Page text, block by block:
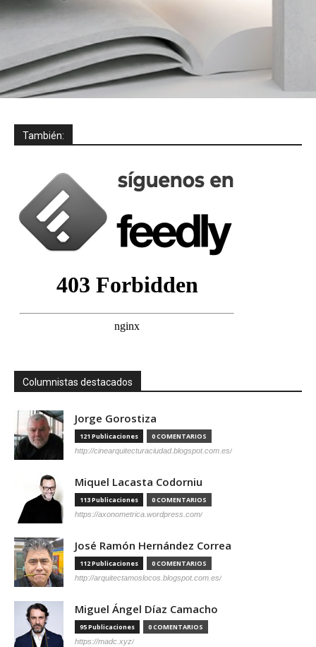
También:
Columnistas destacados
Jorge Gorostiza
121 Publicaciones 0 COMENTARIOS
http://cinearquitecturaciudad.blogspot.com.es/
Miquel Lacasta Codorniu
113 Publicaciones 0 COMENTARIOS
https://axonometrica.wordpress.com/
José Ramón Hernández Correa
112 Publicaciones 0 COMENTARIOS
http://arquitectamoslocos.blogspot.com.es/
Miguel Ángel Díaz Camacho
95 Publicaciones 0 COMENTARIOS
https://madc.xyz/